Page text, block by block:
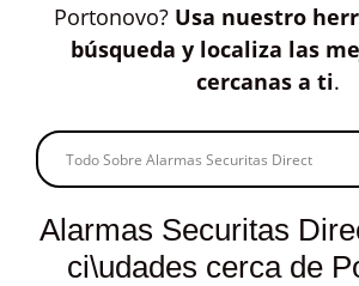
Portonovo? Usa nuestro
búsqueda y localiza las
cercanas a ti.
Alarmas Securitas
ci\udades cerca de